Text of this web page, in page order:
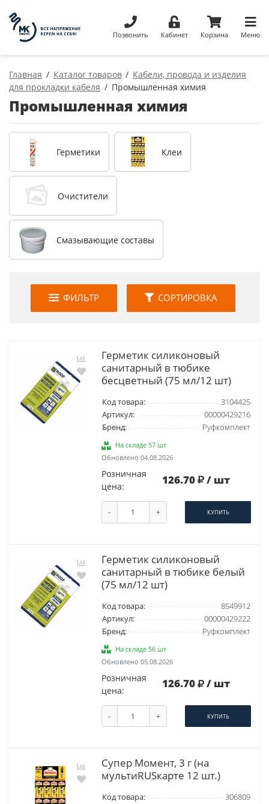
Позвонить Кабинет Корзина Меню
Главная Каталог товаров
Кабели, провода и изделия
для прокладки кабеля
Промышленная химия
Промышленная химия
Герметики Клеи
Очистители
Смазывающие составы
ФИЛЬТР СОРТИРОВКА
Герметик силиконовый
санитарный в тюбике
бесцветный (75 мл/12 шт)
Код товара:
3104425
Артикул:
00000429216
Бренд:
Руфкомплект
На складе 57 шт
Обновлено 04.08.2026
Розничная
цена:
126.70 / шт
- + КУПИТЬ
Герметик силиконовый
санитарный в тюбике белый
(75 мл/12 шт)
Код товара:
8549912
Артикул:
00000429222
Бренд:
Руфкомплект
На складе 56 шт
Обновлено 05.08.2026
Розничная
цена:
126.70 / шт
- + КУПИТЬ
Супер Момент, 3 г (на
мультиRUSкарте 12 шт.)
Код товара:
306809